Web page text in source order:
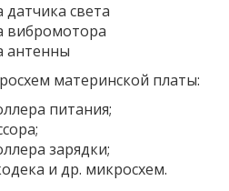
датчика света
вибромотора
антенны
материнской платы:
питания;
зарядки;
и др. микросхем.